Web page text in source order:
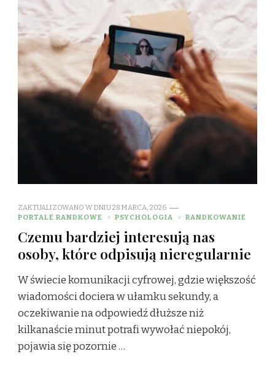
ZAKTUALIZOWANO W DNIU28 MARCA, 2026
PORTALE RANDKOWE
PSYCHOLOGIA RANDKOWANIE
Czemu bardziej interesują nas
osoby, które odpisują nieregularnie
W świecie komunikacji cyfrowej, gdzie większość
wiadomości dociera w ułamku sekundy, a
oczekiwanie na odpowiedź dłuższe niż
kilkanaście minut potrafi wywołać niepokój,
pojawia się pozornie …